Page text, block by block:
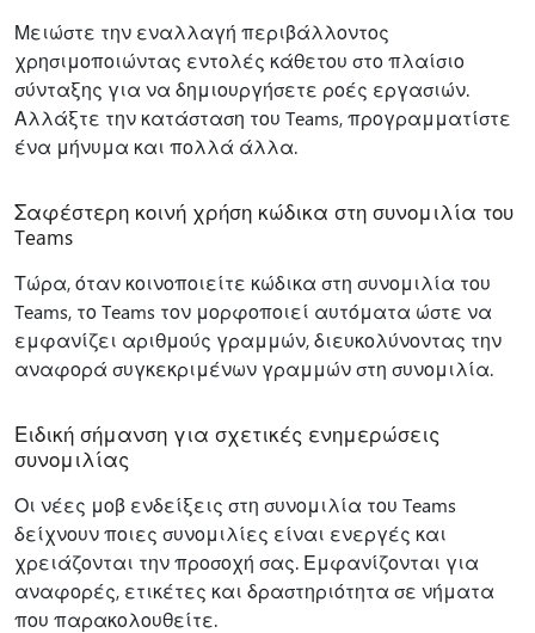
Μειώστε την εναλλαγή περιβάλλοντος
χρησιμοποιώντας εντολές κάθετου στο πλαίσιο
σύνταξης για να δημιουργήσετε ροές εργασιών.
Αλλάξτε την κατάσταση του Teams, προγραμματίστε
ένα μήνυμα και πολλά άλλα.
Σαφέστερη κοινή χρήση κώδικα στη συνομιλία του
Teams
Τώρα, όταν κοινοποιείτε κώδικα στη συνομιλία του
Teams, το Teams τον μορφοποιεί αυτόματα ώστε να
εμφανίζει αριθμούς γραμμών, διευκολύνοντας την
αναφορά συγκεκριμένων γραμμών στη συνομιλία.
Ειδική σήμανση για σχετικές ενημερώσεις
συνομιλίας
Οι νέες μοβ ενδείξεις στη συνομιλία του Teams
δείχνουν ποιες συνομιλίες είναι ενεργές και
χρειάζονται την προσοχή σας. Εμφανίζονται για
αναφορές, ετικέτες και δραστηριότητα σε νήματα
που παρακολουθείτε.